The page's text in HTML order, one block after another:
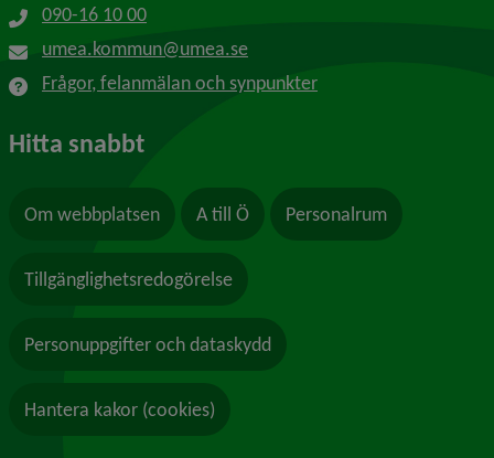
090-16 10 00
umea.kommun@umea.se
Frågor, felanmälan och synpunkter
Hitta snabbt
Om webbplatsen A till Ö Personalrum
Tillgänglighetsredogörelse
Personuppgifter och dataskydd
Hantera kakor (cookies)